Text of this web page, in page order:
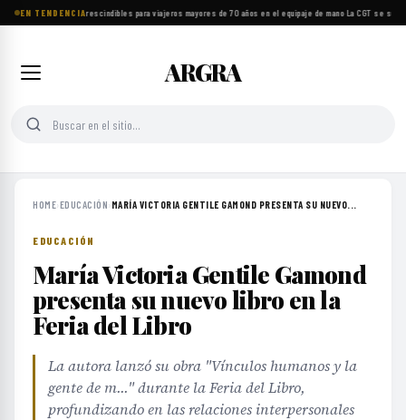
EN TENDENCIA
Ocho objetos imprescindibles para viajeros mayores de 70 años en el equipaje de mano·La CGT se
ARGRA
HOME›EDUCACIÓN› MARÍA VICTORIA GENTILE GAMOND PRESENTA SU NUEVO...
EDUCACIÓN
María Victoria Gentile Gamond
presenta su nuevo libro en la
Feria del Libro
La autora lanzó su obra "Vínculos humanos y la
gente de m..." durante la Feria del Libro,
profundizando en las relaciones interpersonales